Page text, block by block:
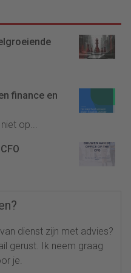
finance en
op...
dienst zijn met advies?
gerust. Ik neem graag
je.